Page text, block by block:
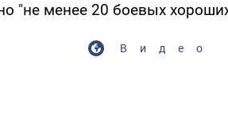
"не менее 20 боевых
Видео